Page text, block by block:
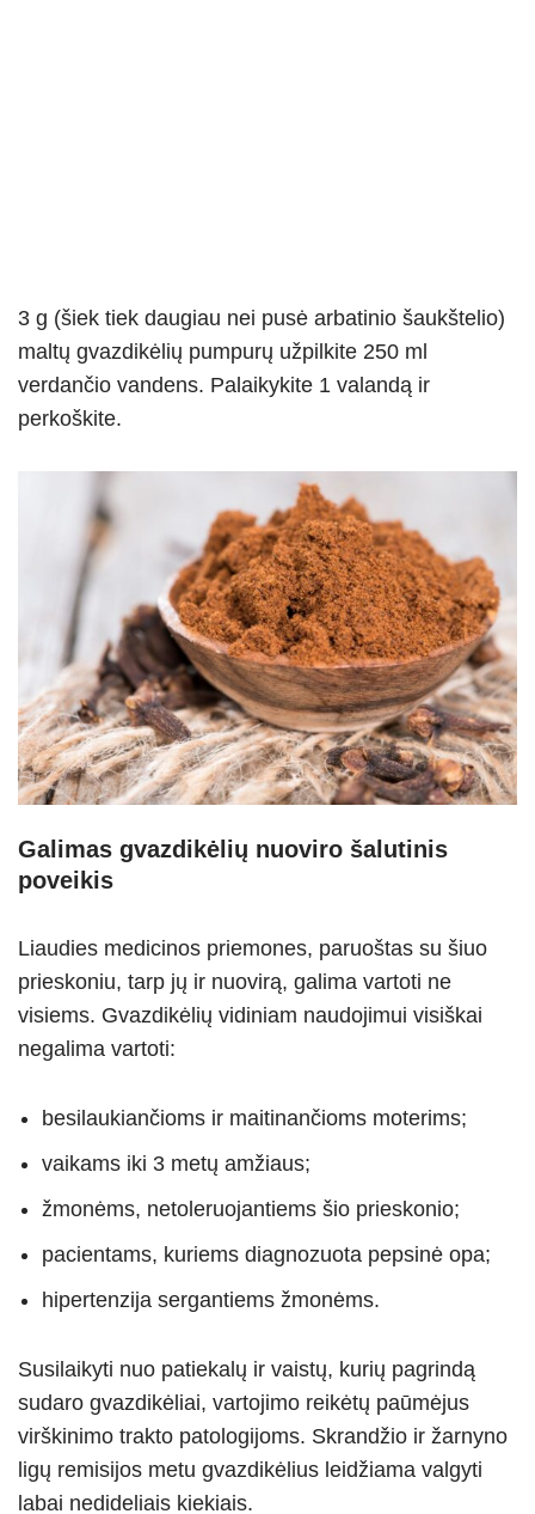
3 g (šiek tiek daugiau nei pusė arbatinio šaukštelio)
maltų gvazdikėlių pumpurų užpilkite 250 ml
verdančio vandens. Palaikykite 1 valandą ir
perkoškite.
Galimas gvazdikėlių nuoviro šalutinis
poveikis
Liaudies medicinos priemones, paruoštas su šiuo
prieskoniu, tarp jų ir nuovirą, galima vartoti ne
visiems. Gvazdikėlių vidiniam naudojimui visiškai
negalima vartoti:
besilaukiančioms ir maitinančioms moterims;
vaikams iki 3 metų amžiaus;
žmonėms, netoleruojantiems šio prieskonio;
pacientams, kuriems diagnozuota pepsinė opa;
hipertenzija sergantiems žmonėms.
Susilaikyti nuo patiekalų ir vaistų, kurių pagrindą
sudaro gvazdikėliai, vartojimo reikėtų paūmėjus
virškinimo trakto patologijoms. Skrandžio ir žarnyno
ligų remisijos metu gvazdikėlius leidžiama valgyti
labai nedideliais kiekiais.